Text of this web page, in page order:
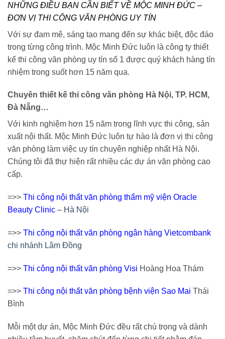
NHỮNG ĐIỀU BẠN CẦN BIẾT VỀ MỘC MINH ĐỨC –
ĐƠN VỊ THI CÔNG VĂN PHÒNG UY TÍN
Với sự đam mê, sáng tạo mang đến sự khác biệt, độc đáo
trong từng công trình. Mộc Minh Đức luôn là công ty thiết
kế thi công văn phòng uy tín số 1 được quý khách hàng tín
nhiệm trong suốt hơn 15 năm qua.
Chuyên thiết kế thi công văn phòng Hà Nội, TP. HCM,
Đà Nẵng…
Với kinh nghiệm hơn 15 năm trong lĩnh vực thi công, sản
xuất nội thất. Mộc Minh Đức luôn tự hào là đơn vị thi công
văn phòng làm việc uy tín chuyên nghiệp nhất Hà Nội.
Chúng tôi đã thự hiện rất nhiều các dự án văn phòng cao
cấp.
=>> Thi công nội thất văn phòng thẩm mỹ viện Oracle
Beauty Clinic – Hà Nội
=>> Thi công nội thất văn phòng ngân hàng Vietcombank
chi nhánh Lâm Đồng
=>> Thi công nội thất văn phòng Visi Hoàng Hoa Thám
=>> Thi công nội thất văn phòng bệnh viện Sao Mai Thái
Bình
Mỗi một dự án, Mộc Minh Đức đều rất chú trọng và dành